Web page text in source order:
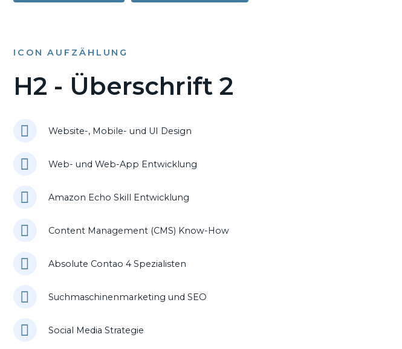
ICON AUFZÄHLUNG
H2 - Überschrift 2
Website-, Mobile- und UI Design
Web- und Web-App Entwicklung
Amazon Echo Skill Entwicklung
Content Management (CMS) Know-How
Absolute Contao 4 Spezialisten
Suchmaschinenmarketing und SEO
Social Media Strategie